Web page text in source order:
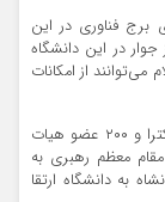
برج فناوری در این
در این دانشگاه
از امکانات
دانشگاه ایلام با ۶ هزار دانشجو در مقاطع کاردانی تا دکترا و ۲۰۰ عضو هیات
دارد و در سال ۱۳۷۰ در سفر مقام معظم رهبری به
به دانشگاه ارتقا